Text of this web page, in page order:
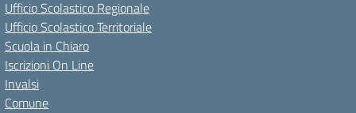
Ufficio Scolastico Regionale
Ufficio Scolastico Territoriale
Scuola in Chiaro
Iscrizioni On Line
Invalsi
Comune